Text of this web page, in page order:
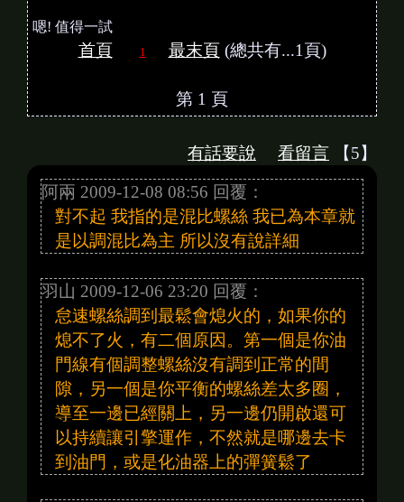
嗯! 值得一試
首頁 1 最末頁(總共有...1頁)
第 1 頁
有話要說 看留言 【5】
阿兩 2009-12-08 08:56 回覆：
對不起 我指的是混比螺絲 我已為本章就
是以調混比為主 所以沒有說詳細
羽山 2009-12-06 23:20 回覆：
怠速螺絲調到最鬆會熄火的，如果你的
熄不了火，有二個原因。第一個是你油
門線有個調整螺絲沒有調到正常的間
隙，另一個是你平衡的螺絲差太多圈，
導至一邊已經關上，另一邊仍開啟還可
以持續讓引擎運作，不然就是哪邊去卡
到油門，或是化油器上的彈簧鬆了